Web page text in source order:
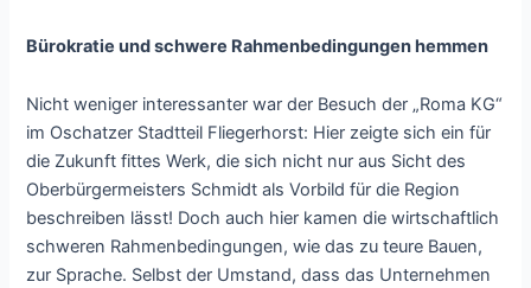
Bürokratie und schwere Rahmenbedingungen hemmen
Nicht weniger interessanter war der Besuch der „Roma KG“
im Oschatzer Stadtteil Fliegerhorst: Hier zeigte sich ein für
die Zukunft fittes Werk, die sich nicht nur aus Sicht des
Oberbürgermeisters Schmidt als Vorbild für die Region
beschreiben lässt! Doch auch hier kamen die wirtschaftlich
schweren Rahmenbedingungen, wie das zu teure Bauen,
zur Sprache. Selbst der Umstand, dass das Unternehmen